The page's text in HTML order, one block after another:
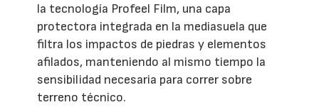
la tecnología Profeel Film, una capa
protectora integrada en la mediasuela que
filtra los impactos de piedras y elementos
afilados, manteniendo al mismo tiempo la
sensibilidad necesaria para correr sobre
terreno técnico.